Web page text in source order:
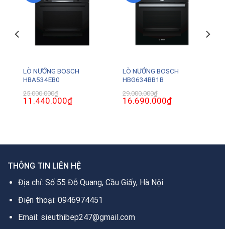
LÒ NƯỚNG BOSCH
HBA534EB0
25.000.000₫
Giá
gốc
11.440.000₫Giá
hiện
LÒ NƯỚNG BOSCH
HBG634BB1B
29.000.000₫
Giá
gốc
16.690.000₫Giá
hiện
THÔNG TIN LIÊN HỆ
Địa chỉ: Số 55 Đỗ Quang, Cầu Giấy, Hà Nội
Điện thoại: 0946974451
Email: sieuthibep247@gmail.com